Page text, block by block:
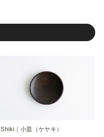
Shiki｜小皿（ケヤキ）